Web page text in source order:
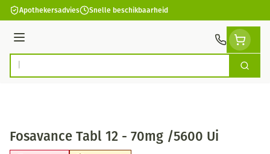
Ga naar de inhoud
Apothekersadvies Snelle beschikbaarheid
Menu
Product, merk, categorie... Zoek
Fosavance Tabl 12 - 70mg /5600 Ui